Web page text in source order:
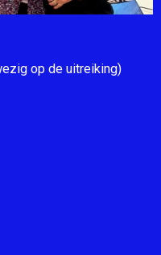
op de uitreiking)